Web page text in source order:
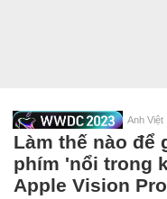
Anh Việt
Làm thế nào để
phím 'nổi trong
Apple Vision